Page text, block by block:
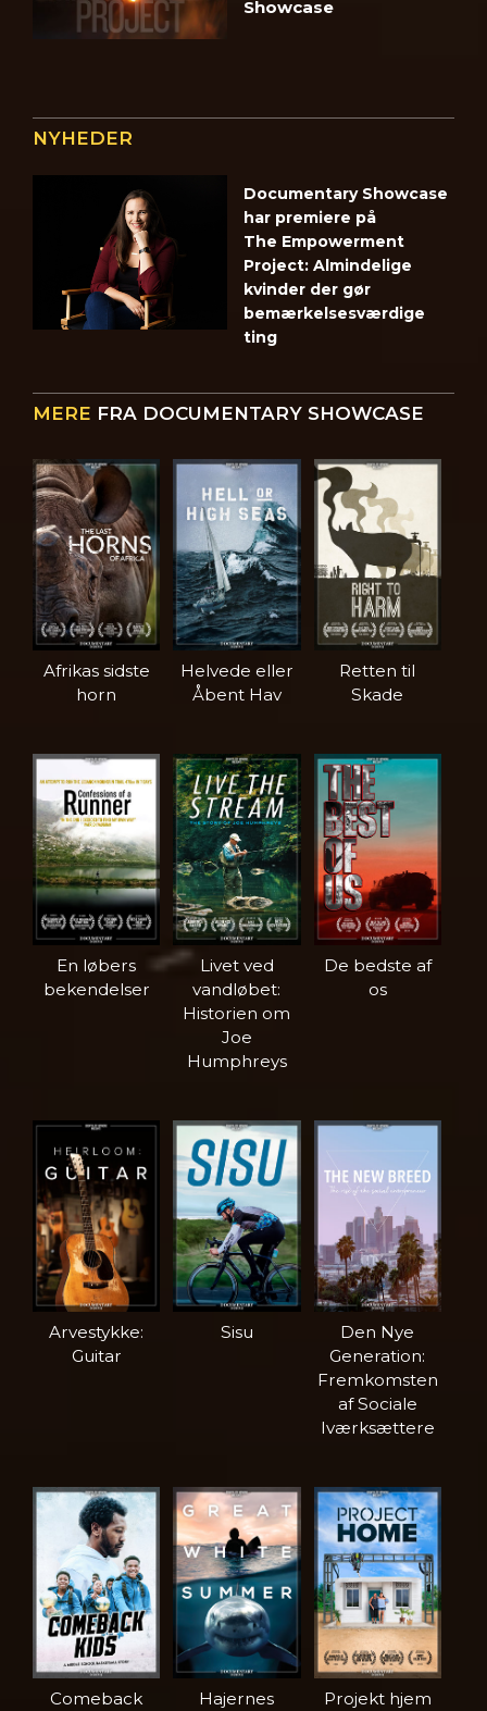
Showcase
NYHEDER
Documentary Showcase
har premiere på
The Empowerment
Project: Almindelige
kvinder der gør
bemærkelsesværdige
ting
MERE FRA DOCUMENTARY SHOWCASE
Afrikas sidste
horn
Helvede eller
Åbent Hav
Retten til
Skade
En løbers
bekendelser
Livet ved
vandløbet:
Historien om
Joe
Humphreys
De bedste af
os
Arvestykke:
Guitar
Sisu
Den Nye
Generation:
Fremkomsten
af Sociale
Iværksættere
Comeback
Hajernes
Projekt hjem